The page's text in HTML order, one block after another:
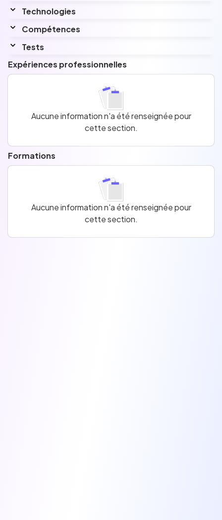
Expériences professionnelles
Aucune information n'a été renseignée pour
cette section.
Formations
Aucune information n'a été renseignée pour
cette section.
Aucune information n'a été renseignée pour
Technologies
Aucune information n'a été renseignée pour
cette section.
Compétences
Aucune information n'a été renseignée pour
Tests
Aucune information n'a été renseignée pour
cette section.